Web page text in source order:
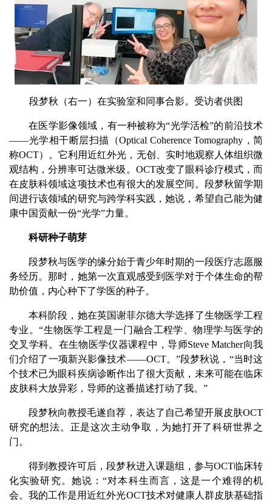
段梦秋（右一）在实验室和同事合影。受访者供图
在医学影像领域，有一种被称为“光学活检”的前沿技术
——光学相干断层扫描（Optical Coherence Tomography，简
称OCT）。它利用近红外光，无创、实时地观察人体组织微
观结构，分辨率可达微米级。OCT改变了眼科诊疗模式，而
在皮肤科领域这项技术也有很大的发展空间。段梦秋留学期
间进行该领域的研究与跨学科实践，她说，希望自己能为健
康中国贡献一份“光学”力量。
科研种子萌芽
段梦秋与医学的缘分始于青少年时期的一段医疗志愿服
务经历。那时，她第一次直观感受到医学对于个体生命的帮
助价值，内心种下了学医的种子。
本科阶段，她在英国谢菲尔德大学选择了生物医学工程
专业。“生物医学工程是一门融合工程学、物理学与医学的
交叉学科。在生物医学仪器课程中，导师Steve Matcher向我
们介绍了一项新兴影像技术——OCT。”段梦秋说，“当时这
个技术已为眼科疾病诊断作出了很大贡献，未来可能在临床
皮肤科大放异彩，导师的这番描述打动了我。”
段梦秋向教授毛遂自荐，表达了自己希望开展皮肤OCT
研究的想法。正是这次主动争取，为她打开了科研世界之
门。
得到教授许可后，段梦秋进入课题组，参与OCT临床转
化实验研究。她说：“对本科生而言，这是一个难得的机
会。我的工作是用近红外光OCT技术对健康人群皮肤基础指